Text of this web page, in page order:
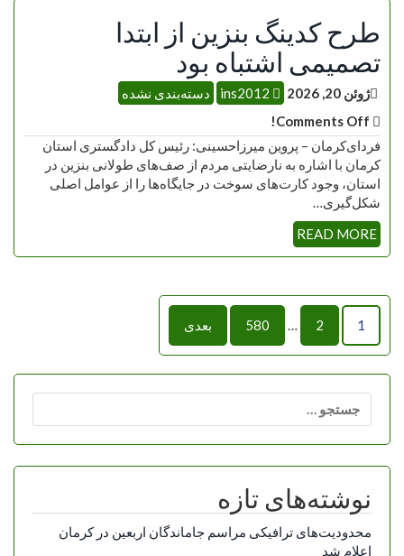
طرح کدینگ بنزین از ابتدا
تصمیمی اشتباه بود
ژوئن 20, 2026
دسته‌بندی نشده
فردای‌کرمان – پروین میرزاحسینی: رئیس کل دادگستری استان
کرمان با اشاره به نارضایتی مردم از صف‌های طولانی بنزین در
استان، وجود کارت‌های سوخت در جایگاه‌ها را از عوامل اصلی
شکل‌گیری…
READ MORE
راهبری
نوشته‌ها
1
2
…
580 بعدی
برای:
نوشته‌های تازه
محدودیت‌های ترافیکی مراسم جاماندگان اربعین در کرمان
اعلام شد